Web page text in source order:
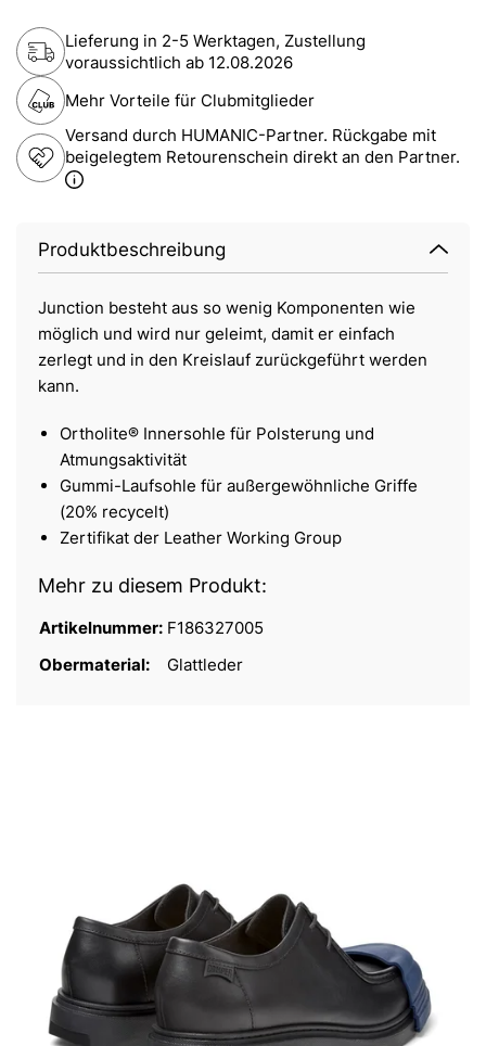
Lieferung in 2-5 Werktagen, Zustellung
voraussichtlich ab 12.08.2026
Mehr Vorteile für Clubmitglieder
Versand durch HUMANIC-Partner. Rückgabe mit
beigelegtem Retourenschein direkt an den Partner.
Produktbeschreibung
Junction besteht aus so wenig Komponenten wie
möglich und wird nur geleimt, damit er einfach
zerlegt und in den Kreislauf zurückgeführt werden
kann.
Ortholite® Innersohle für Polsterung und
Atmungsaktivität
Gummi-Laufsohle für außergewöhnliche Griffe
(20% recycelt)
Zertifikat der Leather Working Group
Mehr zu diesem Produkt:
Artikelnummer: F186327005
Obermaterial:
Glattleder